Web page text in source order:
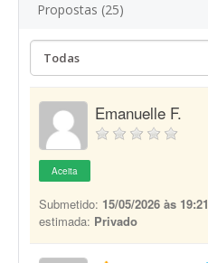
Propostas (25)
Emanuelle F.
Aceita
Submetido: 15/05/2026 às 19:21
estimada: Privado